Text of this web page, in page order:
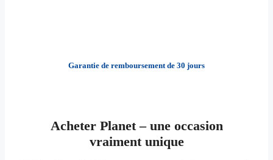
Garantie de remboursement de 30 jours
Acheter Planet – une occasion
vraiment unique